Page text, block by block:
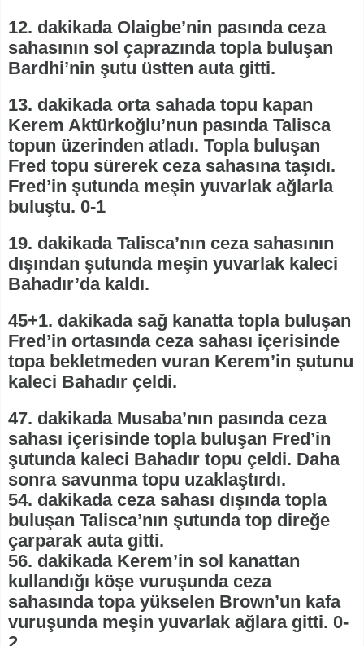
12. dakikada Olaigbe’nin pasında ceza
sahasının sol çaprazında topla buluşan
Bardhi’nin şutu üstten auta gitti.
13. dakikada orta sahada topu kapan
Kerem Aktürkoğlu’nun pasında Talisca
topun üzerinden atladı. Topla buluşan
Fred topu sürerek ceza sahasına taşıdı.
Fred’in şutunda meşin yuvarlak ağlarla
buluştu. 0-1
19. dakikada Talisca’nın ceza sahasının
dışından şutunda meşin yuvarlak kaleci
Bahadır’da kaldı.
45+1. dakikada sağ kanatta topla buluşan
Fred’in ortasında ceza sahası içerisinde
topa bekletmeden vuran Kerem’in şutunu
kaleci Bahadır çeldi.
47. dakikada Musaba’nın pasında ceza
sahası içerisinde topla buluşan Fred’in
şutunda kaleci Bahadır topu çeldi. Daha
sonra savunma topu uzaklaştırdı.
54. dakikada ceza sahası dışında topla
buluşan Talisca’nın şutunda top direğe
çarparak auta gitti.
56. dakikada Kerem’in sol kanattan
kullandığı köşe vuruşunda ceza
sahasında topa yükselen Brown’un kafa
vuruşunda meşin yuvarlak ağlara gitti. 0-